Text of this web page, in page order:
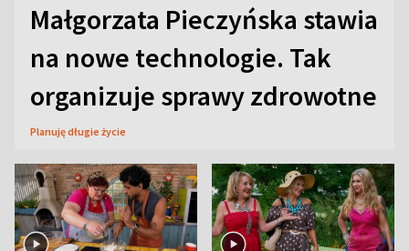
Małgorzata Pieczyńska stawia
na nowe technologie. Tak
organizuje sprawy zdrowotne
Planuję długie życie